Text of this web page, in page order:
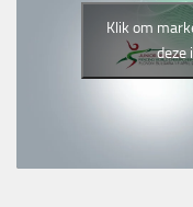
Klik om
deze